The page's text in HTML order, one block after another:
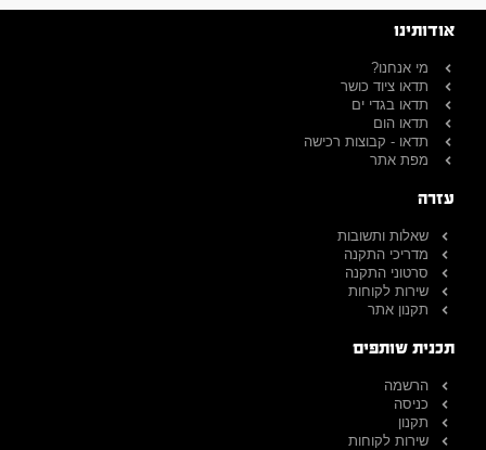
אודותינו
מי אנחנו?
תדאו ציוד כושר
תדאו בגדי ים
תדאו הום
תדאו - קבוצות רכישה
מפת אתר
עזרה
שאלות ותשובות
מדריכי התקנה
סרטוני התקנה
שירות לקוחות
תקנון אתר
תכנית שותפים
הרשמה
כניסה
תקנון
שירות לקוחות